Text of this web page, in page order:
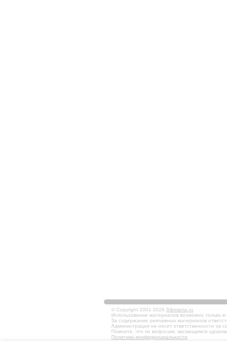
© Copyright 2001-2026 Sibmama.ru
Использование материалов возможно только в
За содержание рекламных материалов
Администрация не несет ответственности за
Помните, что по вопросам, касающимся
Политика конфиденциальности